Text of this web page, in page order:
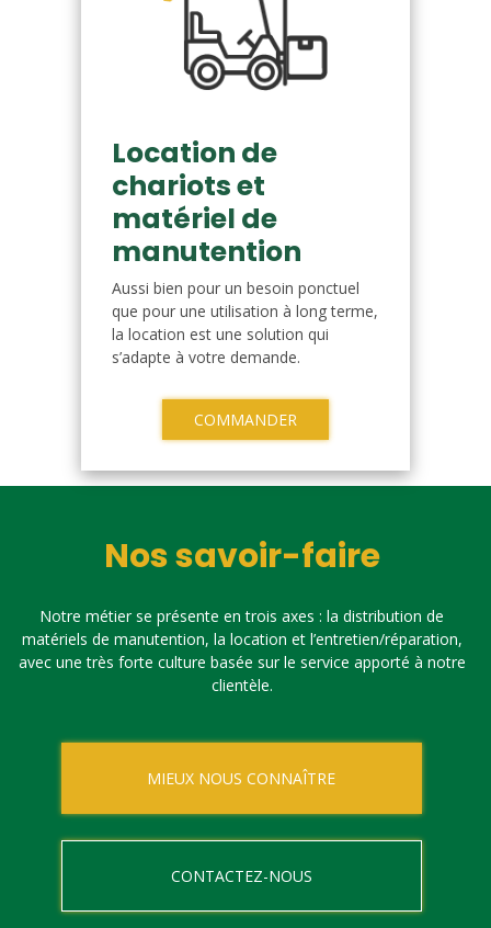
Location de
chariots et
matériel de
manutention
Aussi bien pour un besoin ponctuel
que pour une utilisation à long terme,
la location est une solution qui
s’adapte à votre demande.
COMMANDER
Nos savoir-faire
Notre métier se présente en trois axes : la distribution de
matériels de manutention, la location et l’entretien/réparation,
avec une très forte culture basée sur le service apporté à notre
clientèle.
MIEUX NOUS CONNAÎTRE
CONTACTEZ-NOUS